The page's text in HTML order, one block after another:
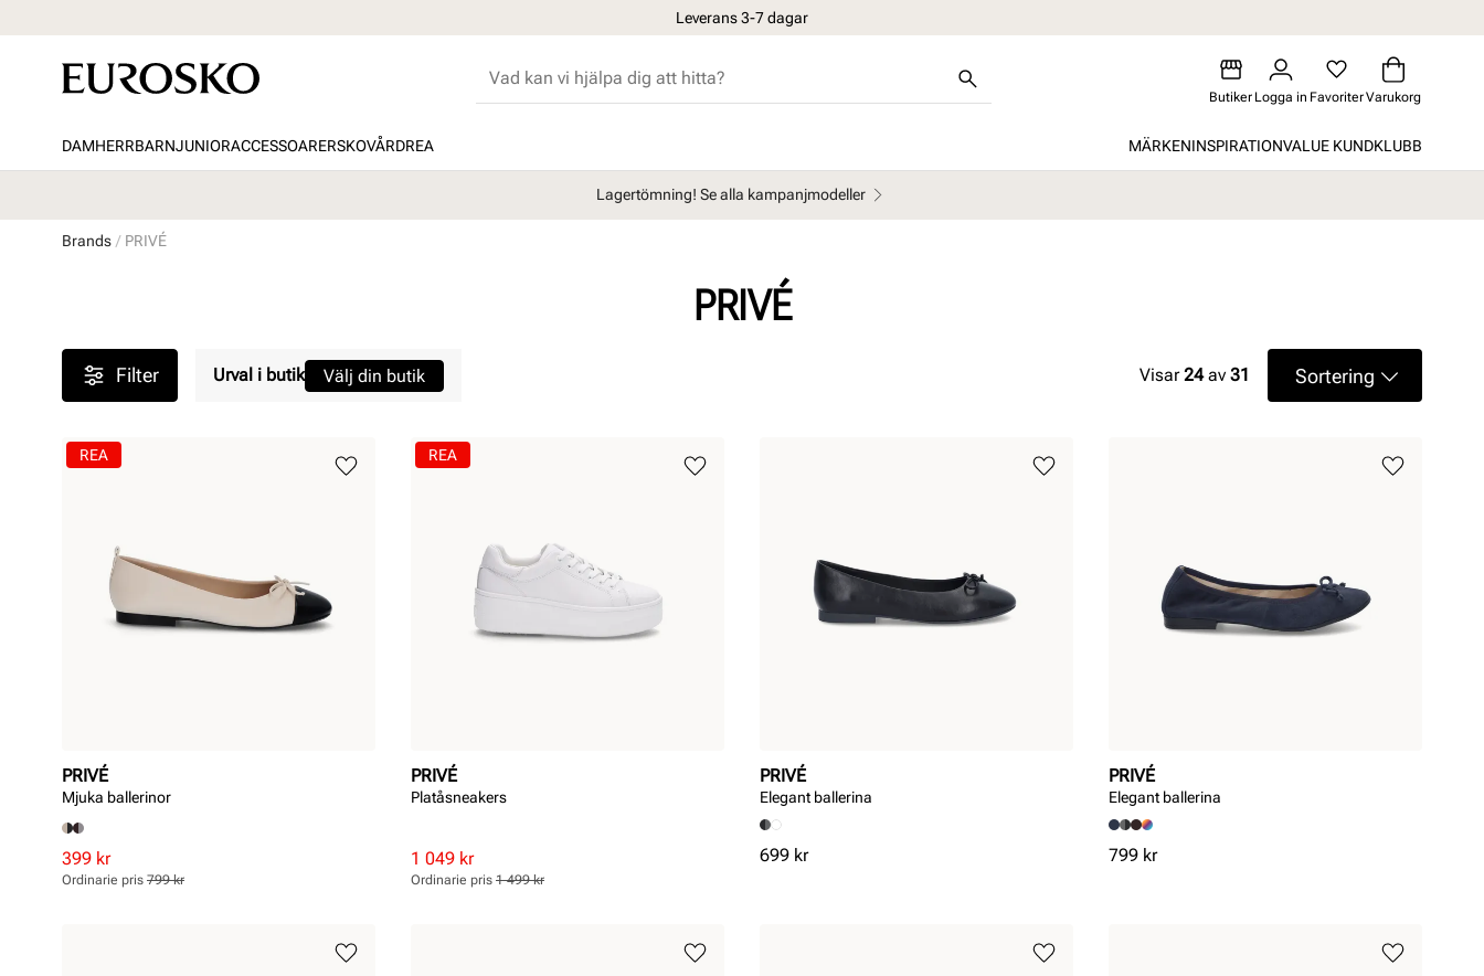
Leverans 3-7 dagar
Butiker Logga in FavoriterVarukorg
DAMHERRBARNJUNIORACCESSOARERSKOVÅRDREA MÄRKENINSPIRATIONVALUE KUNDKLUBB
Lagertömning! Se alla kampanjmodeller
Brands PRIVÉ
PRIVÉ
Filter Urval i butik Välj din butik Visar24av 31 Sortering
PRIVÉ
Mjuka ballerinor
Rabatterat
pris
399 kr
Ordinarie
pris
Ordinarie pris 799 kr
REA
PRIVÉ
Platåsneakers
Rabatterat
pris
1 049 kr
Ordinarie
pris
Ordinarie pris 1 499 kr
REA
PRIVÉ
Elegant ballerina
Pris
699 kr
PRIVÉ
Elegant ballerina
Pris
799 kr